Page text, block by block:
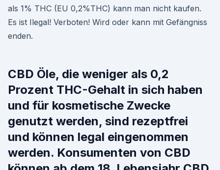
als 1% THC (EU 0,2%THC) kann man nicht kaufen.
Es ist Ilegal! Verboten! Wird oder kann mit Gefängniss
enden.
CBD Öle, die weniger als 0,2
Prozent THC-Gehalt in sich haben
und für kosmetische Zwecke
genutzt werden, sind rezeptfrei
und können legal eingenommen
werden. Konsumenten von CBD